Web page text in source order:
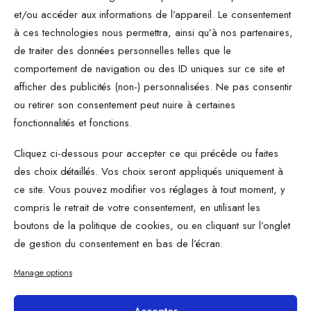
et/ou accéder aux informations de l’appareil. Le consentement
à ces technologies nous permettra, ainsi qu’à nos partenaires,
de traiter des données personnelles telles que le
comportement de navigation ou des ID uniques sur ce site et
afficher des publicités (non-) personnalisées. Ne pas consentir
ou retirer son consentement peut nuire à certaines
fonctionnalités et fonctions.
Cliquez ci-dessous pour accepter ce qui précède ou faites
des choix détaillés. Vos choix seront appliqués uniquement à
ce site. Vous pouvez modifier vos réglages à tout moment, y
compris le retrait de votre consentement, en utilisant les
boutons de la politique de cookies, ou en cliquant sur l’onglet
de gestion du consentement en bas de l’écran.
Manage options
spécialistes de lacréation de
Présentations(QUOI), nous accompagnons
nos clients du Storytelling , jusqu’à
l’illustration desslides, et au coaching des
intervenants (COMMENT), pour les aider à
valoriser leurs idées lorsqu’ils ont à les
présenter à l’oral(POUR GENERER QUOI).
A vous de pitcher